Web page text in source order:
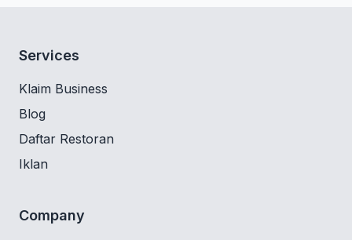
Services
Klaim Business
Blog
Daftar Restoran
Iklan
Company